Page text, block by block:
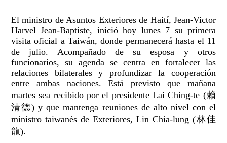
El ministro de Asuntos Exteriores de Haití, Jean-Victor
Harvel Jean-Baptiste, inició hoy lunes 7 su primera
visita oficial a Taiwán, donde permanecerá hasta el 11
de julio. Acompañado de su esposa y otros
funcionarios, su agenda se centra en fortalecer las
relaciones bilaterales y profundizar la cooperación
entre ambas naciones. Está previsto que mañana
martes sea recibido por el presidente Lai Ching-te (賴
清德) y que mantenga reuniones de alto nivel con el
ministro taiwanés de Exteriores, Lin Chia-lung (林佳
龍).